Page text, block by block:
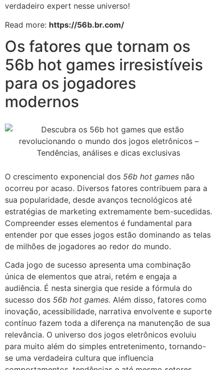
verdadeiro expert nesse universo!
Read more: https://56b.br.com/
Os fatores que tornam os
56b hot games irresistíveis
para os jogadores
modernos
O crescimento exponencial dos 56b hot games não
ocorreu por acaso. Diversos fatores contribuem para a
sua popularidade, desde avanços tecnológicos até
estratégias de marketing extremamente bem-sucedidas.
Compreender esses elementos é fundamental para
entender por que esses jogos estão dominando as telas
de milhões de jogadores ao redor do mundo.
Cada jogo de sucesso apresenta uma combinação
única de elementos que atrai, retém e engaja a
audiência. É nesta sinergia que reside a fórmula do
sucesso dos 56b hot games. Além disso, fatores como
inovação, acessibilidade, narrativa envolvente e suporte
contínuo fazem toda a diferença na manutenção de sua
relevância. O universo dos jogos eletrônicos evoluiu
para muito além do simples entretenimento, tornando-
se uma verdadeira cultura que influencia